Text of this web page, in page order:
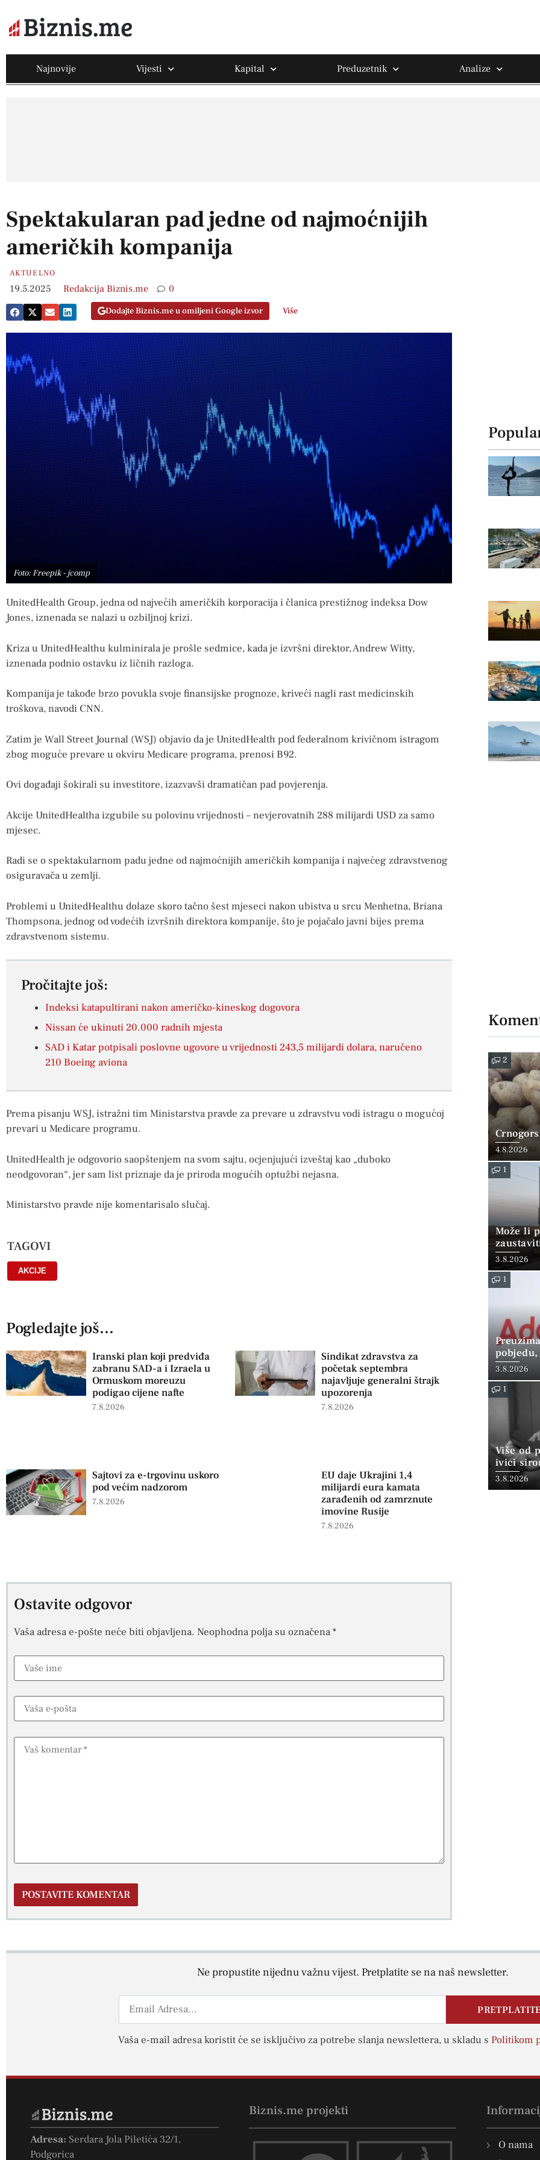
Najnovije Vijesti Kapital Preduzetnik Analize
Spektakularan pad jedne od najmoćnijih
američkih kompanija
AKTUELNO
19.5.2025 Redakcija Biznis.me 0
Dodajte Biznis.me u omiljeni Google izvor Više
Foto: Freepik - jcomp
UnitedHealth Group, jedna od najvećih američkih korporacija i članica prestižnog indeksa Dow
Jones, iznenada se nalazi u ozbiljnoj krizi.
Kriza u UnitedHealthu kulminirala je prošle sedmice, kada je izvršni direktor, Andrew Witty,
iznenada podnio ostavku iz ličnih razloga.
Kompanija je takođe brzo povukla svoje finansijske prognoze, kriveći nagli rast medicinskih
troškova, navodi CNN.
Zatim je Wall Street Journal (WSJ) objavio da je UnitedHealth pod federalnom krivičnom istragom
zbog moguće prevare u okviru Medicare programa, prenosi B92.
Ovi događaji šokirali su investitore, izazvavši dramatičan pad povjerenja.
Akcije UnitedHealtha izgubile su polovinu vrijednosti – nevjerovatnih 288 milijardi USD za samo
mjesec.
Radi se o spektakularnom padu jedne od najmoćnijih američkih kompanija i najvećeg zdravstvenog
osiguravača u zemlji.
Problemi u UnitedHealthu dolaze skoro tačno šest mjeseci nakon ubistva u srcu Menhetna, Briana
Thompsona, jednog od vodećih izvršnih direktora kompanije, što je pojačalo javni bijes prema
zdravstvenom sistemu.
Pročitajte još:
Indeksi katapultirani nakon američko-kineskog dogovora
Nissan će ukinuti 20.000 radnih mjesta
SAD i Katar potpisali poslovne ugovore u vrijednosti 243,5 milijardi dolara, naručeno
210 Boeing aviona
Prema pisanju WSJ, istražni tim Ministarstva pravde za prevare u zdravstvu vodi istragu o mogućoj
prevari u Medicare programu.
UnitedHealth je odgovorio saopštenjem na svom sajtu, ocjenjujući izveštaj kao „duboko
neodgovoran“, jer sam list priznaje da je priroda mogućih optužbi nejasna.
Ministarstvo pravde nije komentarisalo slučaj.
TAGOVI
AKCIJE
Pogledajte još...
Iranski plan koji predviđa
zabranu SAD-a i Izraela u
Ormuskom moreuzu
podigao cijene nafte
7.8.2026
Sindikat zdravstva za
početak septembra
najavljuje generalni štrajk
upozorenja
7.8.2026
Sajtovi za e-trgovinu uskoro
pod većim nadzorom
7.8.2026
EU daje Ukrajini 1,4
milijardi eura kamata
zarađenih od zamrznute
imovine Rusije
7.8.2026
Ostavite odgovor
Vaša adresa e-pošte neće biti objavljena. Neophodna polja su označena*
2
4.8.2026
1
Može li
3.8.2026
1
3.8.2026
1
Više od
ivici
3.8.2026
Ne propustite nijednu važnu vijest. Pretplatite se na naš newsletter.
Vaša e-mail adresa koristit će se isključivo za potrebe slanja newslettera, u skladu s Politikom
Adresa: Serdara Jola Piletića 32/1,
Podgorica
Biznis.me projekti
O nama